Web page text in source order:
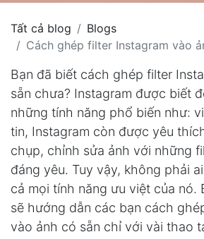
Tất cả blog
Blogs
Cách ghép filter Instagram vào ảnh
Bạn đã biết cách ghép filter
sẵn chưa? Instagram được biết
những tính năng phổ biến như:
tin, Instagram còn được yêu
chụp, chỉnh sửa ảnh với những
đáng yêu. Tuy vậy, không phải
cả mọi tính năng ưu việt của nó.
sẽ hướng dẫn các bạn cách
vào ảnh có sẵn chỉ với vài thao